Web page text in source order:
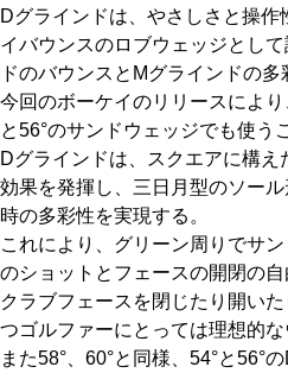
Dグラインドは、やさしさと操
イバウンスのロブウェッジとし
ドのバウンスとMグラインドの多
今回のボーケイのリリースによ
と56°のサンドウェッジでも使う
Dグラインドは、スクエアに構
効果を発揮し、三日月型のソー
時の多彩性を実現する。
これにより、グリーン周りでサ
のショットとフェースの開閉の自
クラブフェースを閉じたり開い
つゴルファーにとっては理想的な
また58°、60°と同様、54°と56°